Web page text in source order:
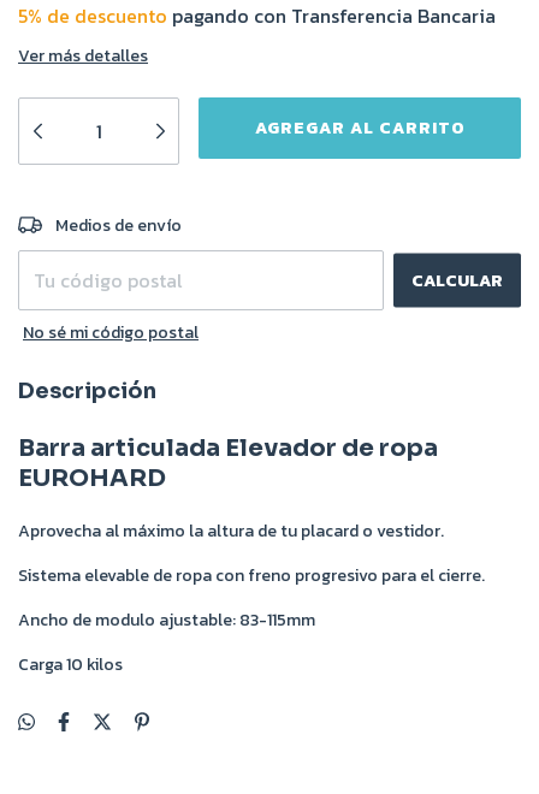
5% de descuento pagando con Transferencia Bancaria
Ver más detalles
Entregas para el CP:
Medios de envío
CALCULAR
No sé mi código postal
Descripción
Barra articulada Elevador de ropa
EUROHARD
Aprovecha al máximo la altura de tu placard o vestidor.
Sistema elevable de ropa con freno progresivo para el cierre.
Ancho de modulo ajustable: 83-115mm
Carga 10 kilos